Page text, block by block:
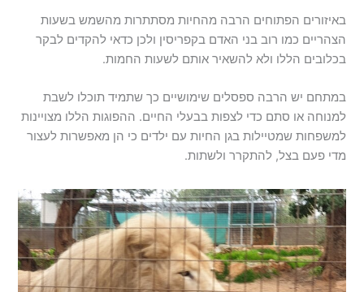
באיזורים הפתוחים הרבה מהחיות מסתתרות מהשמש בשעות
הצהריים כמו רוב בני האדם בקפריסין ולכן כדאי להקדים לבקר
בכלובים הללו ולא להשאיר אותם לשעות החמות.
במתחם יש הרבה ספסלים שימושיים כך שתמיד תוכלו לשבת
למנוחה או סתם כדי לצפות בבעלי החיים. ההפוגות הללו מצויינות
למשפחות שמטיילות בגן החיות עם ילדים כי הן מאפשרות לעצור
מדי פעם בצל, להתקרר ולשתות.